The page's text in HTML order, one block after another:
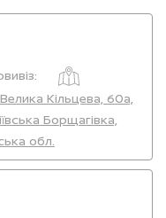
Кільцева, 60а,
Борщагівка,
обл.